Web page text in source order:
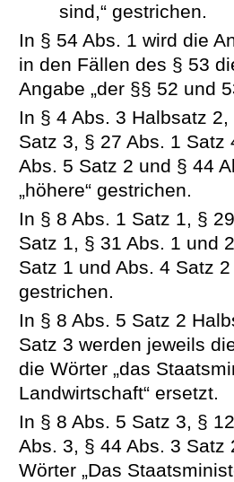
sind,“ gestrichen.
In § 54 Abs. 1 wird die
in den Fällen des § 53
Angabe „der §§ 52 und
In § 4 Abs. 3 Halbsatz
Satz 3, § 27 Abs. 1
Abs. 5 Satz 2 und § 44
„höhere“ gestrichen.
In § 8 Abs. 1 Satz 1, §
Satz 1, § 31 Abs. 1 und
Satz 1 und Abs. 4 Satz
gestrichen.
In § 8 Abs. 5 Satz 2
Satz 3 werden jeweils
die Wörter „das
Landwirtschaft“ ersetzt.
In § 8 Abs. 5 Satz 3, §
Abs. 3, § 44 Abs. 3
Wörter „Das